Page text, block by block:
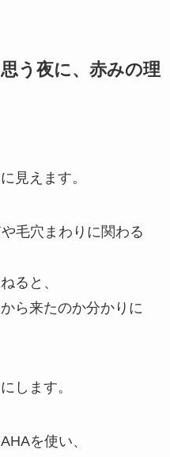
う夜に、赤みの理
見えます。
毛穴まわりに関わる
ると、
ら来たのか分かりに
します。
を使い、